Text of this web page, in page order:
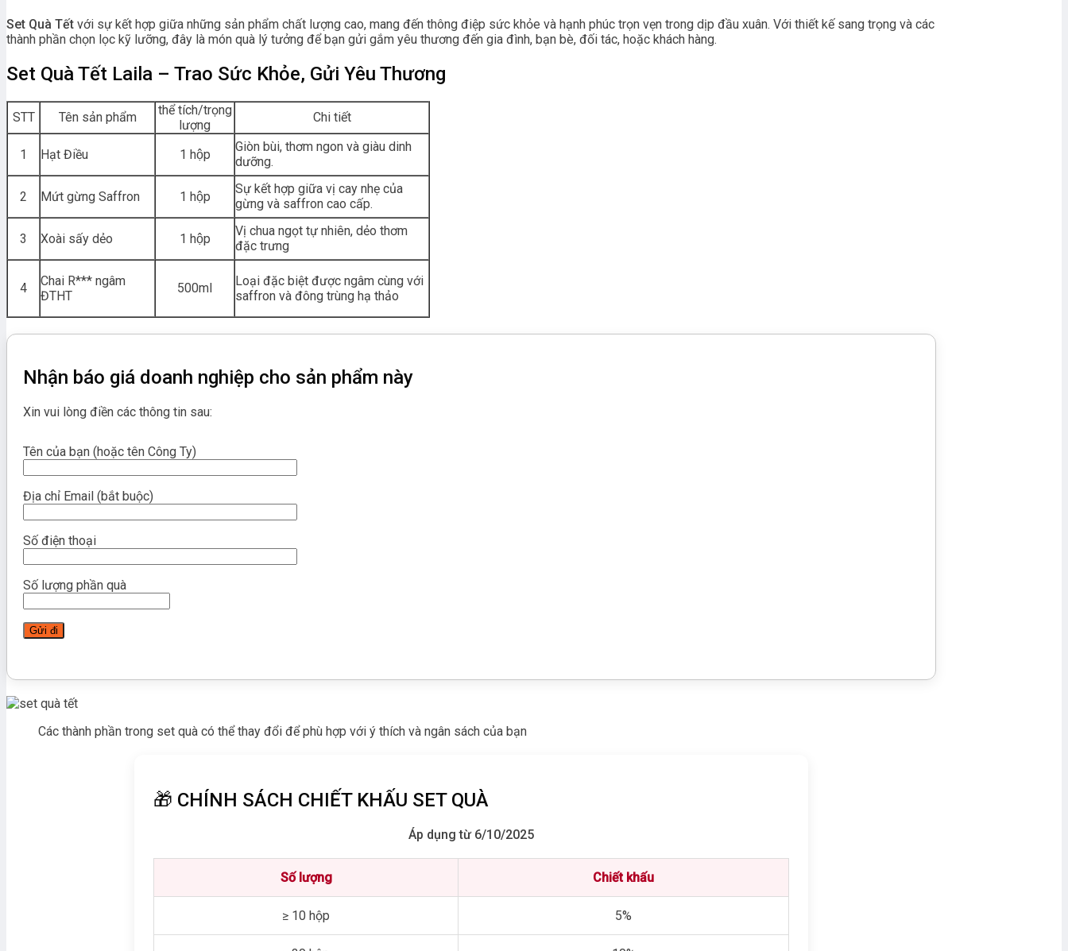
Set Quà Tết với sự kết hợp giữa những sản phẩm chất lượng cao, mang đến thông điệp sức khỏe và hạnh phúc trọn vẹn trong dịp đầu xuân. Với thiết kế sang trọng và các
thành phần chọn lọc kỹ lưỡng, đây là món quà lý tưởng để bạn gửi gắm yêu thương đến gia đình, bạn bè, đối tác, hoặc khách hàng.
Set Quà Tết Laila – Trao Sức Khỏe, Gửi Yêu Thương
STT Tên sản phẩm
thể tích/trọng
lượng
Chi tiết
1 Hạt Điều 1 hộp
Giòn bùi, thơm ngon và giàu dinh
dưỡng.
2 Mứt gừng Saffron 1 hộp
Sự kết hợp giữa vị cay nhẹ của
gừng và saffron cao cấp.
3 Xoài sấy dẻo 1 hộp
Vị chua ngọt tự nhiên, dẻo thơm
đặc trưng
4
Chai R*** ngâm
ĐTHT
500ml
Loại đặc biệt được ngâm cùng với
saffron và đông trùng hạ thảo
Nhận báo giá doanh nghiệp cho sản phẩm này
Xin vui lòng điền các thông tin sau:
Tên của bạn (hoặc tên Công Ty)
Địa chỉ Email (bắt buộc)
Số điện thoại
Số lượng phần quà
Các thành phần trong set quà có thể thay đổi để phù hợp với ý thích và ngân sách của bạn
🎁 CHÍNH SÁCH CHIẾT KHẤU SET QUÀ
Áp dụng từ 6/10/2025
Số lượng Chiết khấu
≥ 10 hộp 5%